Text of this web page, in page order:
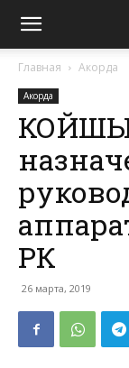
Главная Акорда
Акорда
РК
26 марта, 2019